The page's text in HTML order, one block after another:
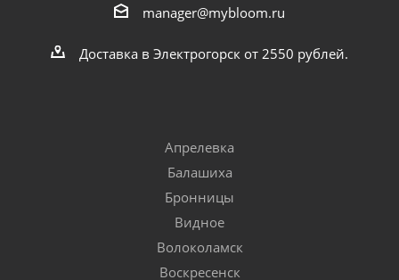
manager@mybloom.ru
Доставка в Электрогорск от 2550 рублей.
Апрелевка
Балашиха
Бронницы
Видное
Волоколамск
Воскресенск